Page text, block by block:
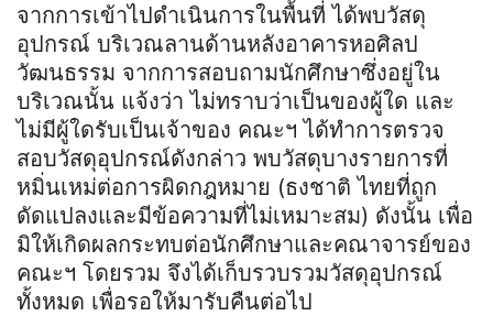
จากการเข้าไปดําเนินการในพื้นที่ ได้พบวัสดุ
อุปกรณ์ บริเวณลานด้านหลังอาคารหอศิลป
วัฒนธรรม จากการสอบถามนักศึกษาซึ่งอยู่ใน
บริเวณนั้น แจ้งว่า ไม่ทราบว่าเป็นของผู้ใด และ
ไม่มีผู้ใดรับเป็นเจ้าของ คณะฯ ได้ทําการตรวจ
สอบวัสดุอุปกรณ์ดังกล่าว พบวัสดุบางรายการที่
หมิ่นเหม่ต่อการผิดกฎหมาย (ธงชาติ ไทยที่ถูก
ดัดแปลงและมีข้อความที่ไม่เหมาะสม) ดังนั้น เพื่อ
มิให้เกิดผลกระทบต่อนักศึกษาและคณาจารย์ของ
คณะฯ โดยรวม จึงได้เก็บรวบรวมวัสดุอุปกรณ์
ทั้งหมด เพื่อรอให้มารับคืนต่อไป